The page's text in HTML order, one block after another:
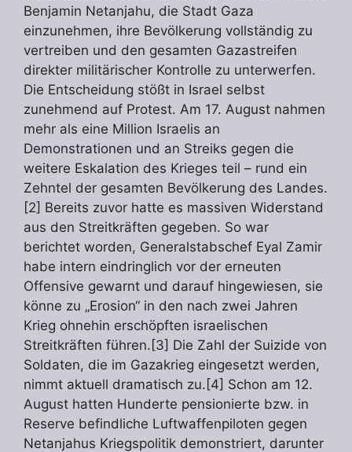
Benjamin Netanjahu, die Stadt Gaza
einzunehmen, ihre Bevölkerung vollständig zu
vertreiben und den gesamten Gazastreifen
direkter militärischer Kontrolle zu unterwerfen.
Die Entscheidung stößt in Israel selbst
zunehmend auf Protest. Am 17. August nahmen
mehr als eine Million Israelis an
Demonstrationen und an Streiks gegen die
weitere Eskalation des Krieges teil – rund ein
Zehntel der gesamten Bevölkerung des Landes.
[2] Bereits zuvor hatte es massiven Widerstand
aus den Streitkräften gegeben. So war
berichtet worden, Generalstabschef Eyal Zamir
habe intern eindringlich vor der erneuten
Offensive gewarnt und darauf hingewiesen, sie
könne zu „Erosion“ in den nach zwei Jahren
Krieg ohnehin erschöpften israelischen
Streitkräften führen.[3] Die Zahl der Suizide von
Soldaten, die im Gazakrieg eingesetzt werden,
nimmt aktuell dramatisch zu.[4] Schon am 12.
August hatten Hunderte pensionierte bzw. in
Reserve befindliche Luftwaffenpiloten gegen
Netanjahus Kriegspolitik demonstriert, darunter